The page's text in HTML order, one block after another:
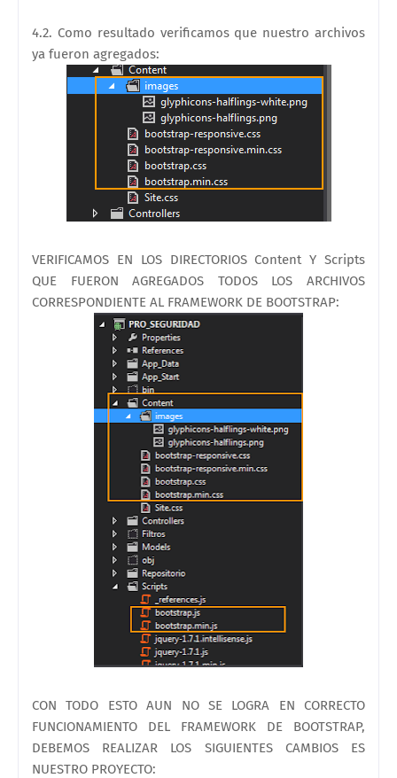
4.2. Como resultado verificamos que nuestro archivos
ya fueron agregados:
VERIFICAMOS EN LOS DIRECTORIOS Content Y Scripts
QUE FUERON AGREGADOS TODOS LOS ARCHIVOS
CORRESPONDIENTE AL FRAMEWORK DE BOOTSTRAP:
CON TODO ESTO AUN NO SE LOGRA EN CORRECTO
FUNCIONAMIENTO DEL FRAMEWORK DE BOOTSTRAP,
DEBEMOS REALIZAR LOS SIGUIENTES CAMBIOS ES
NUESTRO PROYECTO: